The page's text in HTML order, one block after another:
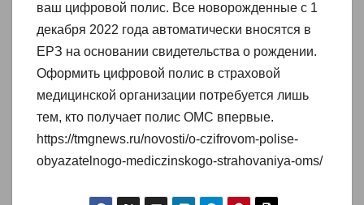
ваш цифровой полис. Все новорожденные с 1
декабря 2022 года автоматически вносятся в
ЕРЗ на основании свидетельства о рождении.
Оформить цифровой полис в страховой
медицинской организации потребуется лишь
тем, кто получает полис ОМС впервые.
https://tmgnews.ru/novosti/o-czifrovom-polise-
obyazatelnogo-mediczinskogo-strahovaniya-oms/